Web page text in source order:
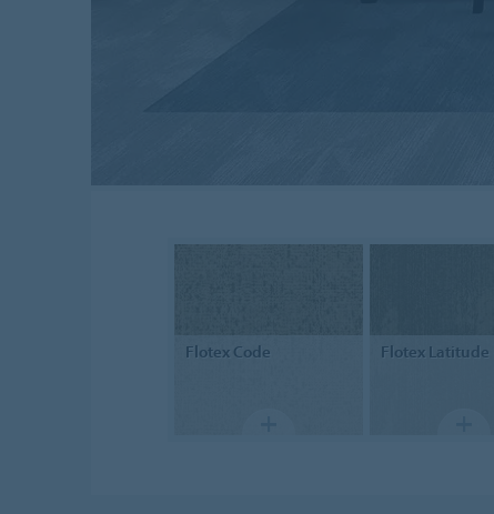
FlotexCode FlotexLatitude